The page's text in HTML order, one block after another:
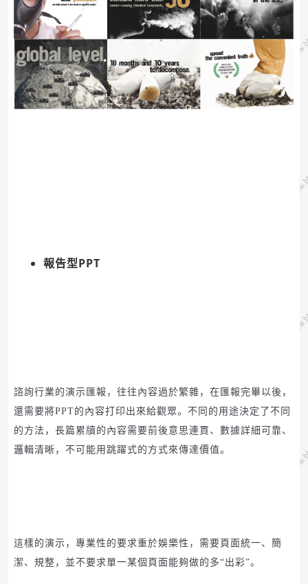
報告型PPT
諮詢行業的演示匯報，往往內容過於繁雜，在匯報完畢以後，
還需要將PPT的內容打印出來給觀眾。 不同的用途決定了不同
的方法，長篇累牘的內容需要前後意思連貫、數據詳細可靠、
邏輯清晰，不可能用跳躍式的方式來傳達價值。
這樣的演示，專業性的要求重於娛樂性，需要頁面統一、簡
潔、規整，並不要求單一某個頁面能夠做的多“出彩”。